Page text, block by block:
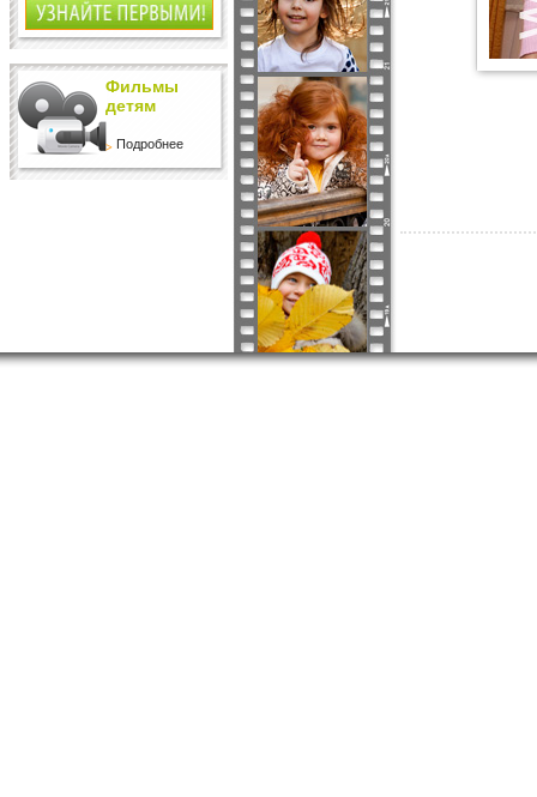
Фильмы
детям
Подробнее